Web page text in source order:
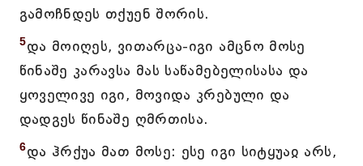
გამოჩნდეს თქუენ შორის.
5და მოიღეს, ვითარცა-იგი ამცნო მოსე
წინაშე კარავსა მას საწამებელისასა და
ყოველივე იგი, მოვიდა კრებული და
დადგეს წინაშე ღმრთისა.
6და ჰრქუა მათ მოსე: ესე იგი სიტყუაჲ არს,